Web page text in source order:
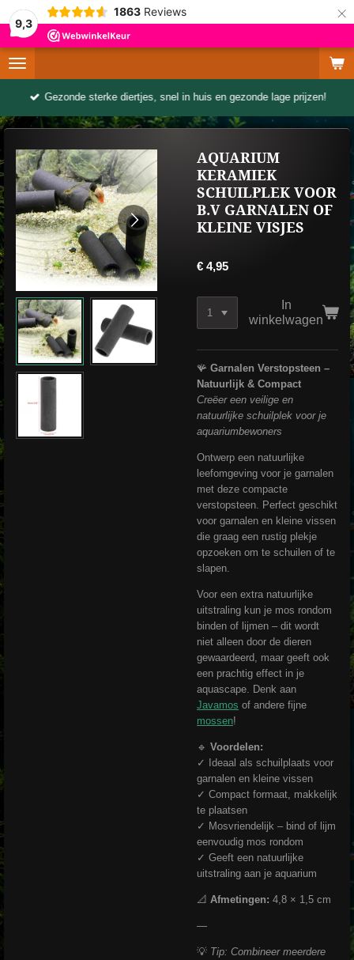
9,3
1863 Reviews ×
Gezonde sterke diertjes, snel in huis en gezonde lage prijzen!
AQUARIUM
KERAMIEK
SCHUILPLEK VOOR
B.V GARNALEN OF
KLEINE VISJES
€ 4,95
In
winkelwagen
🪸 Garnalen Verstopsteen –
Natuurlijk & Compact
Creëer een veilige en
natuurlijke schuilplek voor je
aquariumbewoners
Ontwerp een natuurlijke
leefomgeving voor je garnalen
met deze compacte
verstopsteen. Perfect geschikt
voor garnalen en kleine vissen
die graag een rustig plekje
opzoeken om te schuilen of te
slapen.
Voor een extra natuurlijke
uitstraling kun je mos rondom
binden of lijmen – dit wordt
niet alleen door de dieren
gewaardeerd, maar geeft ook
een prachtig effect in je
aquascape. Denk aan
Javamos of andere fijne
mossen!
🔹 Voordelen:
✓ Ideaal als schuilplaats voor
garnalen en kleine vissen
✓ Compact formaat, makkelijk
te plaatsen
✓ Mosvriendelijk – bind of lijm
eenvoudig mos rondom
✓ Geeft een natuurlijke
uitstraling aan je aquarium
📐 Afmetingen: 4,8 × 1,5 cm
—
💡 Tip: Combineer meerdere